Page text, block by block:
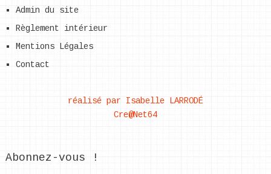
Admin du site
Règlement intérieur
Mentions Légales
Contact
réalisé par Isabelle LARRODÉ
Cre@Net64
Abonnez-vous !